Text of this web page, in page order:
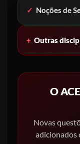
✓ Noções de
+ Outras
O
Novas
adicionados